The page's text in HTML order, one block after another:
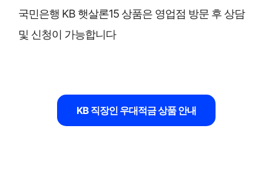
국민은행 KB 햇살론15 상품은 영업점 방문 후 상담
및 신청이 가능합니다
KB 직장인 우대적금 상품 안내